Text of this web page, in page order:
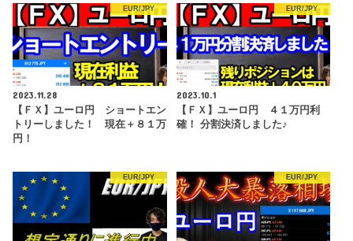
EUR/JPY
2023.11.28
【ＦＸ】ユーロ円 ショートエン
トリーしました！ 現在＋８１万
円！
EUR/JPY
2023.10.1
【ＦＸ】ユーロ円 ４１万円利
確！ 分割決済しました♪
EUR/JPY EUR/JPY